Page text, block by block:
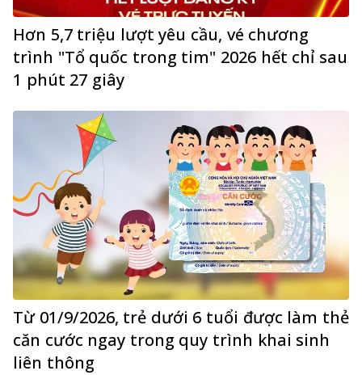
Hơn 5,7 triệu lượt yêu cầu, vé chương
trình "Tổ quốc trong tim" 2026 hết chỉ sau
1 phút 27 giây
Từ 01/9/2026, trẻ dưới 6 tuổi được làm thẻ
căn cước ngay trong quy trình khai sinh
liên thông